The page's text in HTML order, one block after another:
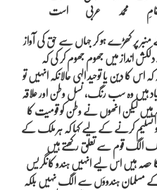
پر کھڑے ہو کر جہاں سے حق کی آواز
انداز میں جھوم جھوم کر کی کہ
کا دین یا توحید الہی حالانکہ انہیں تو
آباد ہیں وہ سب رنگ، نسل وطن اور علاقہ
لیکن انھوں نے وطن کو قومیت کا
تسلیم کرنے کے لیے کہا کہ ہر ملک کے
الگ قوم سے تعلق رکھتے ہیں
حصہ ہیں اس لیے انہیں ہندو کانگریس
کے مسلمان ہندووَں سے الگ نہیں بلکہ